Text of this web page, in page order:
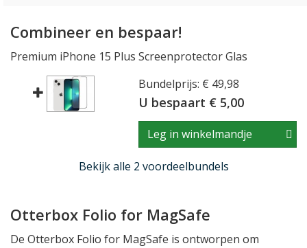
Combineer en bespaar!
Premium iPhone 15 Plus Screenprotector Glas
Bundelprijs: € 49,98
U bespaart € 5,00
Leg in winkelmandje
Bekijk alle 2 voordeelbundels
Otterbox Folio for MagSafe
De Otterbox Folio for MagSafe is ontworpen om